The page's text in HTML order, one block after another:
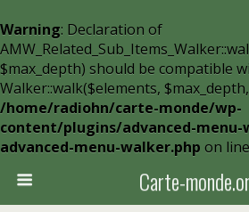
Warning: Declaration of
$max_depth) should be compatible
Walker::walk($elements,
/home/radiohn/carte-monde/wp-
content/plugins/advanced-menu-
advanced-menu-walker.php on line
Carte-